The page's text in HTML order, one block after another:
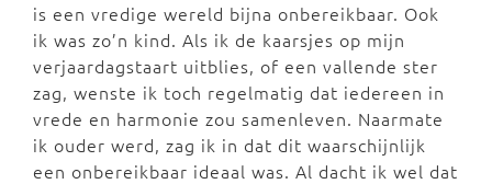
is een vredige wereld bijna onbereikbaar. Ook
ik was zo’n kind. Als ik de kaarsjes op mijn
verjaardagstaart uitblies, of een vallende ster
zag, wenste ik toch regelmatig dat iedereen in
vrede en harmonie zou samenleven. Naarmate
ik ouder werd, zag ik in dat dit waarschijnlijk
een onbereikbaar ideaal was. Al dacht ik wel dat